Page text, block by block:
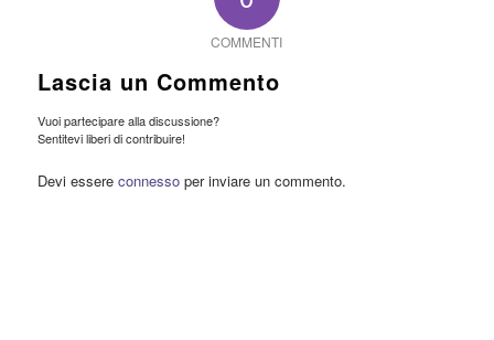
COMMENTI
Lascia un Commento
Vuoi partecipare alla discussione?
Sentitevi liberi di contribuire!
Devi essere connessoper inviare un commento.